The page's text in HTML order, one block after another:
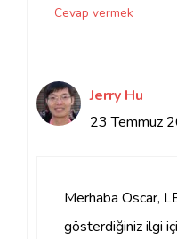
Cevap vermek
Jerry Hu
23 Temmuz
Merhaba Oscar,
gösterdiğiniz ilgi